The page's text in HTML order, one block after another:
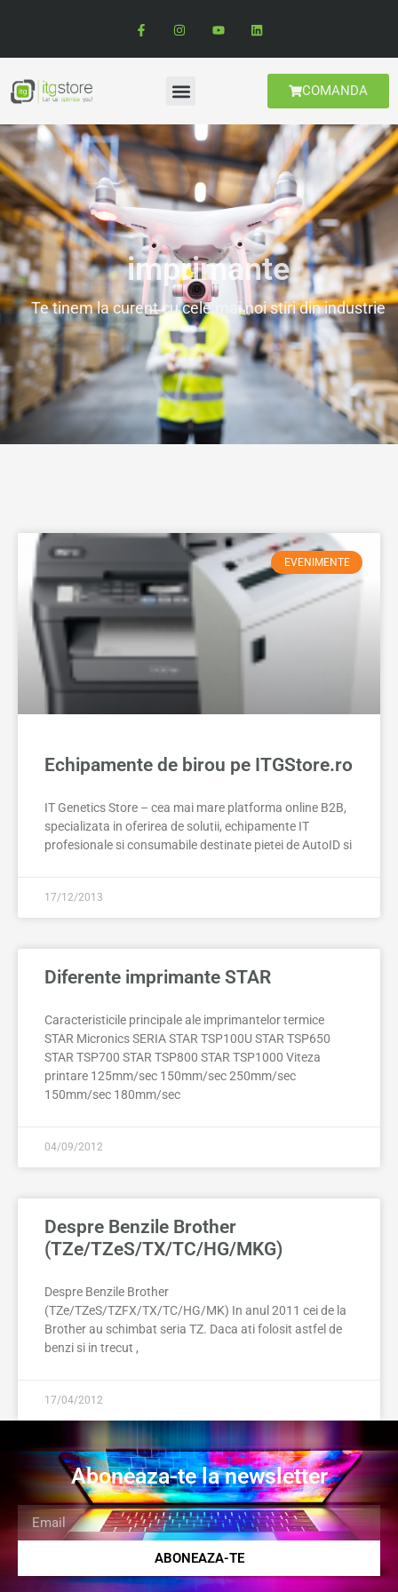
COMANDA
imprimante
Te tinem la curent cu cele mai noi stiri din industrie
EVENIMENTE
Echipamente de birou pe ITGStore.ro
IT Genetics Store – cea mai mare platforma online B2B,
specializata in oferirea de solutii, echipamente IT
profesionale si consumabile destinate pietei de AutoID si
17/12/2013
Diferente imprimante STAR
Caracteristicile principale ale imprimantelor termice
STAR Micronics SERIA STAR TSP100U STAR TSP650
STAR TSP700 STAR TSP800 STAR TSP1000 Viteza
printare 125mm/sec 150mm/sec 250mm/sec
150mm/sec 180mm/sec
04/09/2012
Despre Benzile Brother
(TZe/TZeS/TX/TC/HG/MKG)
Despre Benzile Brother
(TZe/TZeS/TZFX/TX/TC/HG/MK) In anul 2011 cei de la
Brother au schimbat seria TZ. Daca ati folosit astfel de
benzi si in trecut ,
17/04/2012
Aboneaza-te la newsletter
ABONEAZA-TE